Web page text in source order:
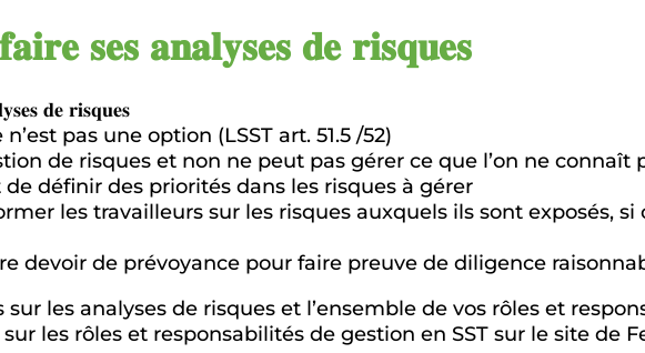
𝐬𝐞𝐬 𝐚𝐧𝐚𝐥𝐲𝐬𝐞𝐬 𝐝𝐞 𝐫𝐢𝐬𝐪𝐮𝐞𝐬
𝐝𝐞 𝐫𝐢𝐬𝐪𝐮𝐞𝐬
pas une option (LSST art. 51.5 /52)
de risques et non ne peut pas gérer ce que l’on ne connaît
de définir des priorités dans les risques à gérer
les travailleurs sur les risques auxquels ils sont exposés, si
devoir de prévoyance pour faire preuve de diligence
les analyses de risques et l’ensemble de vos rôles et
les rôles et responsabilités de gestion en SST sur le site de